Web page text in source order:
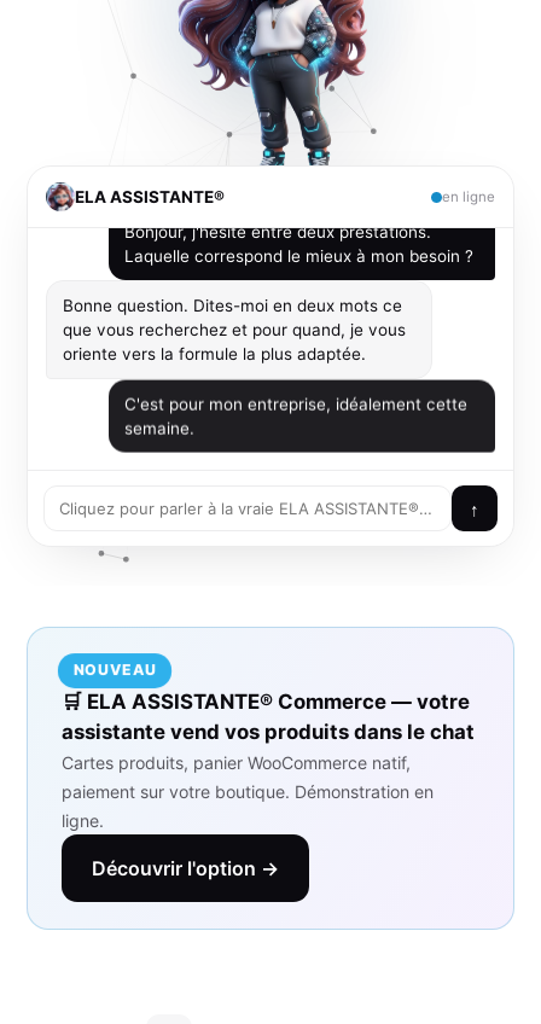
📄PDF
ELA ASSISTANTE® en ligne
Bonjour, j'hésite entre deux prestations.
Laquelle correspond le mieux à mon besoin ?
Bonne question. Dites-moi en deux mots ce
que vous recherchez et pour quand, je vous
oriente vers la formule la plus adaptée.
C'est pour mon entreprise, idéalement cette
semaine.
↑
NOUVEAU
🛒 ELA ASSISTANTE® Commerce — votre
assistante vend vos produits dans le chat
Cartes produits, panier WooCommerce natif,
paiement sur votre boutique. Démonstration en
ligne.
Découvrir l'option →